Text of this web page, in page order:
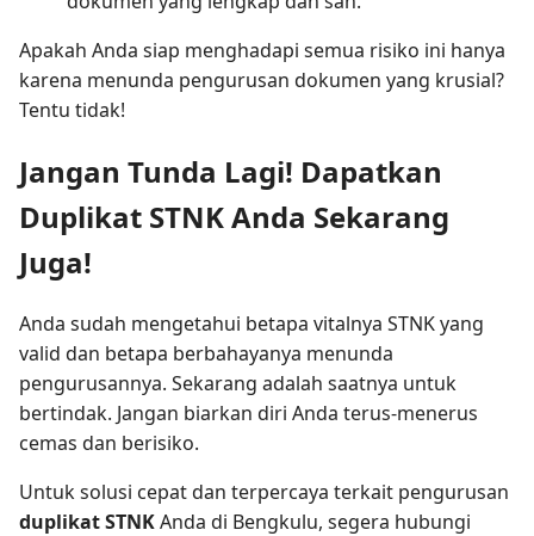
Apakah Anda siap menghadapi semua risiko ini hanya
karena menunda pengurusan dokumen yang krusial?
Tentu tidak!
Jangan Tunda Lagi! Dapatkan
Duplikat STNK Anda Sekarang
Juga!
Anda sudah mengetahui betapa vitalnya STNK yang
valid dan betapa berbahayanya menunda
pengurusannya. Sekarang adalah saatnya untuk
bertindak. Jangan biarkan diri Anda terus-menerus
cemas dan berisiko.
Untuk solusi cepat dan terpercaya terkait pengurusan
duplikat STNKAnda di Bengkulu, segera hubungi